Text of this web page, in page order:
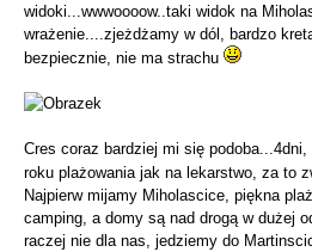
widoki...wwwoooow..taki widok na
wrażenie....zjeżdżamy w dól, bardzo
bezpiecznie, nie ma strachu
Cres coraz bardziej mi się
roku plażowania jak na lekarstwo, za to
Najpierw mijamy Miholascice, piękna
camping, a domy są nad drogą w dużej
raczej nie dla nas, jedziemy do